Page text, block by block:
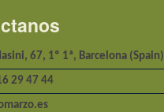
67, 1º 1ª, Barcelona (Spain)
29 47 44